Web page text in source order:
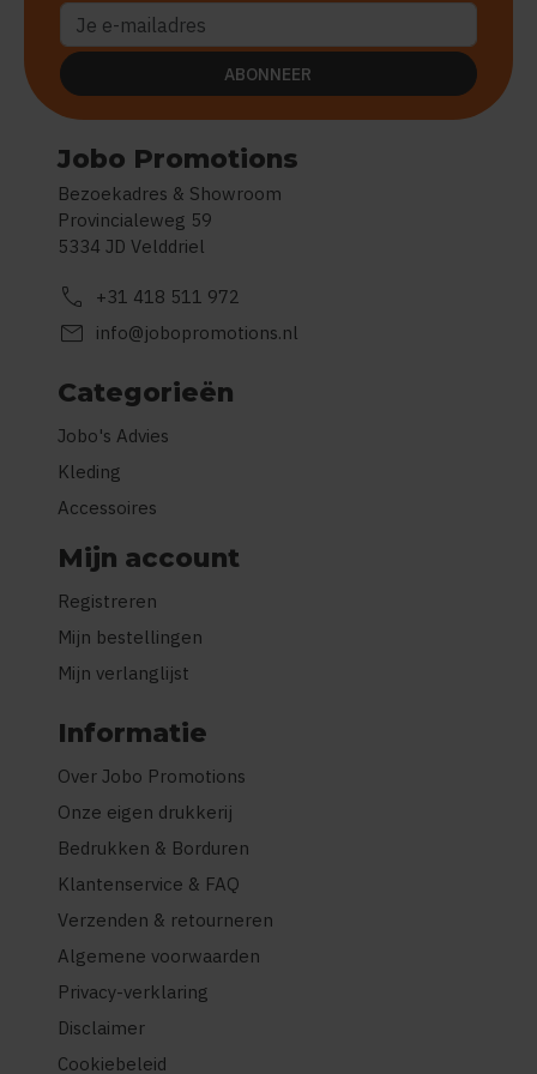
Jobo Promotions
Bezoekadres & Showroom
Provincialeweg 59
5334 JD Velddriel
call +31 418 511 972
mail info@jobopromotions.nl
Categorieën
Jobo's Advies
Kleding
Accessoires
Mijn account
Registreren
Mijn bestellingen
Mijn verlanglijst
Informatie
Over Jobo Promotions
Onze eigen drukkerij
Bedrukken & Borduren
Klantenservice & FAQ
Verzenden & retourneren
Algemene voorwaarden
Privacy-verklaring
Disclaimer
Cookiebeleid
ABONNEER